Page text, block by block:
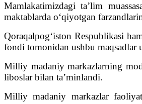
Mamlakatimizdagi ta’lim
maktablarda o‘qiyotgan
Qoraqalpog‘iston Respublikasi
fondi tomonidan ushbu maqsadlar
Milliy madaniy markazlarning
liboslar bilan ta’minlandi.
Milliy madaniy markazlar